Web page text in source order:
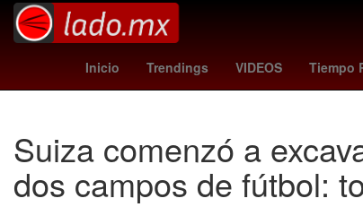
Inicio Trendings VIDEOS Tiempo
trail blazers - pacers
Suiza comenzó a
dos campos de fútbol: